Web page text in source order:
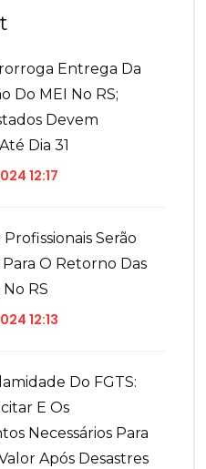
Entrega Da
Do MEI No RS;
Devem
Dia 31
12:17
Serão
Para O Retorno Das
RS
12:13
Do FGTS:
E Os
Necessários Para
Após Desastres